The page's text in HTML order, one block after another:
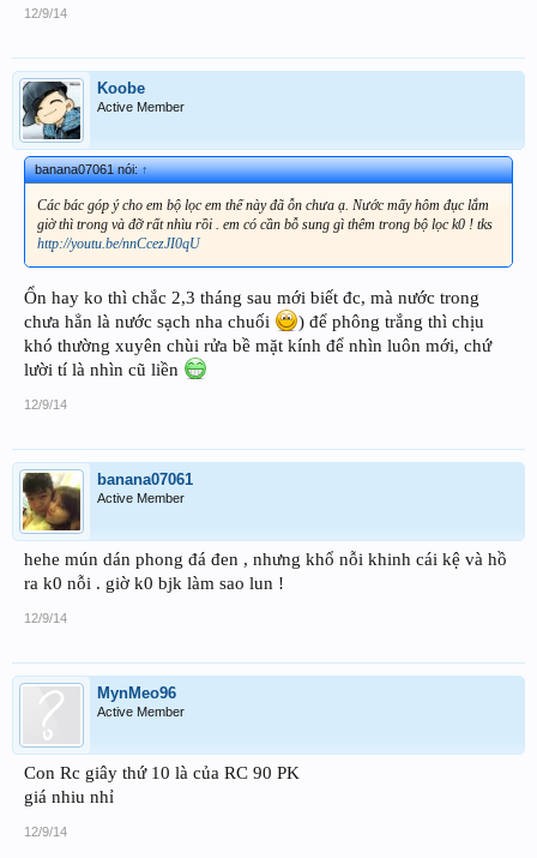
12/9/14
Koobe
Active Member
banana07061 nói:↑
Các bác góp ý cho em bộ lọc em thế này đã ỗn chưa ạ. Nước mấy hôm đục lắm
giờ thì trong và đỡ rất nhìu rồi . em có cần bỗ sung gì thêm trong bộ lọc k0 ! tks
http://youtu.be/nnCcezJI0qU
Ổn hay ko thì chắc 2,3 tháng sau mới biết đc, mà nước trong
chưa hẳn là nước sạch nha chuối
) để phông trắng thì chịu
khó thường xuyên chùi rửa bề mặt kính để nhìn luôn mới, chứ
lười tí là nhìn cũ liền
12/9/14
banana07061
Active Member
hehe mún dán phong đá đen , nhưng khổ nỗi khinh cái kệ và hồ
ra k0 nỗi . giờ k0 bjk làm sao lun !
12/9/14
MynMeo96
Active Member
Con Rc giây thứ 10 là của RC 90 PK
giá nhiu nhỉ
12/9/14